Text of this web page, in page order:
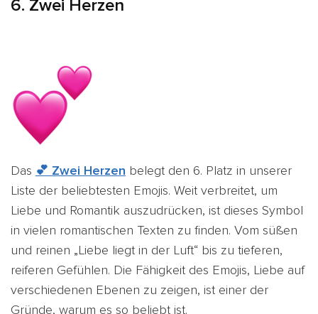
6. Zwei Herzen
Das 💕 Zwei Herzen belegt den 6. Platz in unserer
Liste der beliebtesten Emojis. Weit verbreitet, um
Liebe und Romantik auszudrücken, ist dieses Symbol
in vielen romantischen Texten zu finden. Vom süßen
und reinen „Liebe liegt in der Luft“ bis zu tieferen,
reiferen Gefühlen. Die Fähigkeit des Emojis, Liebe auf
verschiedenen Ebenen zu zeigen, ist einer der
Gründe, warum es so beliebt ist.